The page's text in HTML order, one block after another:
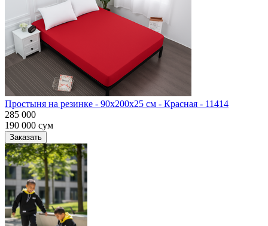
Простыня на резинке - 90x200x25 cм - Красная - 11414
285 000
190 000 сум
Заказать